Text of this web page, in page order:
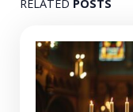
RELATED POSTS